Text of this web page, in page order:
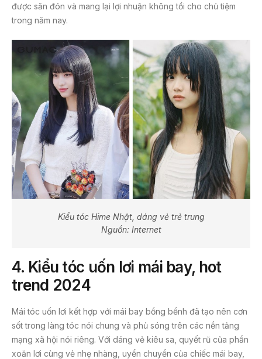
được săn đón và mang lại lợi nhuận không tồi cho chủ tiệm
trong năm nay.
Kiểu tóc Hime Nhật, dáng vẻ trẻ trung
Nguồn: Internet
4. Kiểu tóc uốn lơi mái bay, hot
trend 2024
Mái tóc uốn lơi kết hợp với mái bay bồng bềnh đã tạo nên cơn
sốt trong làng tóc nói chung và phủ sóng trên các nền tảng
mạng xã hội nói riêng. Với dáng vẻ kiêu sa, quyết rũ của phần
xoăn lơi cùng vẻ nhẹ nhàng, uyển chuyển của chiếc mái bay,